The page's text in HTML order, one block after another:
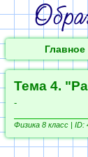
Тема 4.
-
Физика 8 класс | ID: